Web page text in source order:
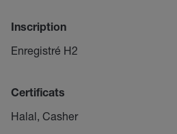
Inscription
Enregistré H2
Certificats
Halal, Casher